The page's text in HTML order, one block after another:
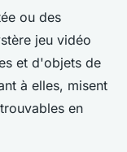
ou des
jeu vidéo
et d'objets de
à elles, misent
en